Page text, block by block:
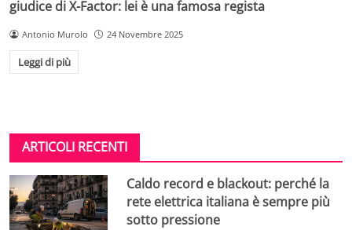
giudice di X-Factor: lei è una famosa regista
Antonio Murolo 24 Novembre 2025
Leggi di più
ARTICOLI RECENTI
Caldo record e blackout: perché la
rete elettrica italiana è sempre più
sotto pressione